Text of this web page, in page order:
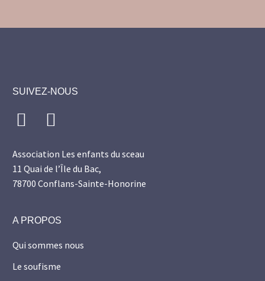
SUIVEZ-NOUS
Association Les enfants du sceau
11 Quai de l’Île du Bac,
78700 Conflans-Sainte-Honorine
A PROPOS
Qui sommes nous
Le soufisme